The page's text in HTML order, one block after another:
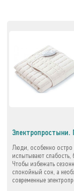
Электропростыни.
Люди, особенно остро
испытывают слабость,
Чтобы избежать
спокойный сон, а
современные